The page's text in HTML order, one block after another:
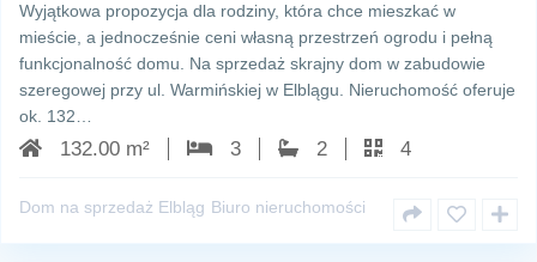
Wyjątkowa propozycja dla rodziny, która chce mieszkać w
mieście, a jednocześnie ceni własną przestrzeń ogrodu i pełną
funkcjonalność domu. Na sprzedaż skrajny dom w zabudowie
szeregowej przy ul. Warmińskiej w Elblągu. Nieruchomość oferuje
ok. 132…
132.00 m² 3 2 4
Dom na sprzedaż Elbląg Biuro nieruchomości